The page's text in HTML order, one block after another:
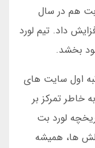
بت هم در سال
داد. تیم لورد
بخشد.
بت در رتبه اول سایت های
خاطر تمرکز بر
لورد بت
ها، همیشه